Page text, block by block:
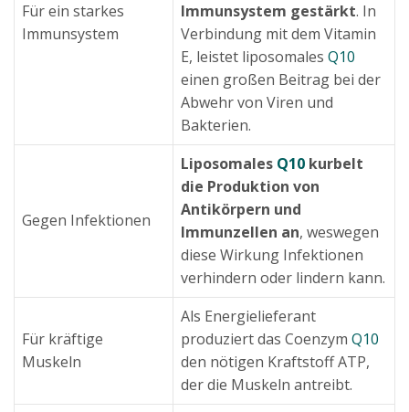
Für ein starkes
Immunsystem
Immunsystem gestärkt. In
Verbindung mit dem Vitamin
E, leistet liposomales Q10
einen großen Beitrag bei der
Abwehr von Viren und
Bakterien.
Gegen Infektionen
Liposomales Q10 kurbelt
die Produktion von
Antikörpern und
Immunzellen an, weswegen
diese Wirkung Infektionen
verhindern oder lindern kann.
Für kräftige
Muskeln
Als Energielieferant
produziert das Coenzym Q10
den nötigen Kraftstoff ATP,
der die Muskeln antreibt.